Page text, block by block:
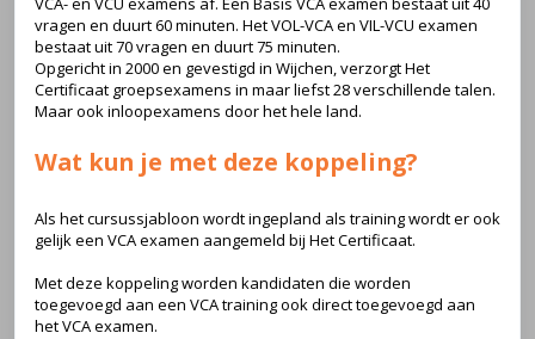
vragen en duurt 60 minuten. Het VOL-VCA en VIL-VCU examen
bestaat uit 70 vragen en duurt 75 minuten.
Opgericht in 2000 en gevestigd in Wijchen, verzorgt Het
Certificaat groepsexamens in maar liefst 28 verschillende talen.
Maar ook inloopexamens door het hele land.
Wat kun je met deze koppeling?
Als het cursussjabloon wordt ingepland als training wordt er ook
gelijk een VCA examen aangemeld bij Het Certificaat.
Met deze koppeling worden kandidaten die worden
toegevoegd aan een VCA training ook direct toegevoegd aan
het VCA examen.